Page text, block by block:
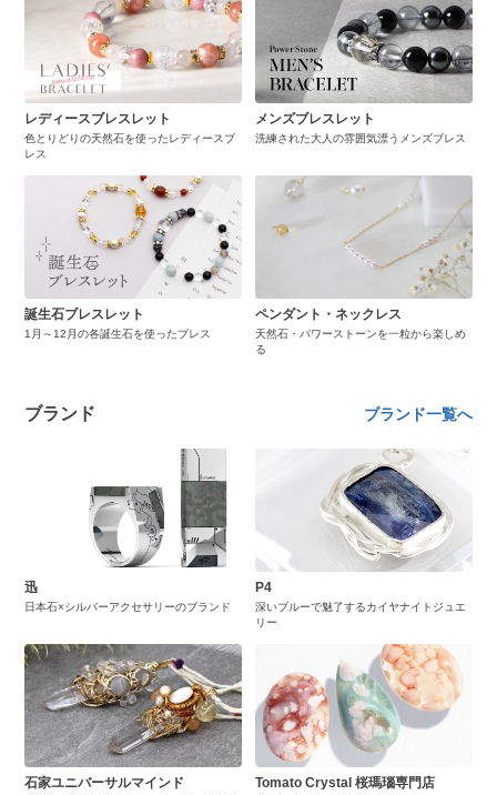
レディースブレスレット
色とりどりの天然石を使ったレディースブ
レス
メンズブレスレット
洗練された大人の雰囲気漂うメンズブレス
誕生石ブレスレット
1月～12月の各誕生石を使ったブレス
ペンダント・ネックレス
天然石・パワーストーンを一粒から楽しめ
る
ブランド ブランド一覧へ
迅
日本石×シルバーアクセサリーのブランド
P4
深いブルーで魅了するカイヤナイトジュエ
リー
石家ユニバーサルマインド Tomato Crystal 桜瑪瑙専門店